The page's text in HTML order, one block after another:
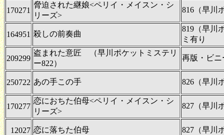
170271
脅迫された継娘<ペリイ・メイスン・シ
リーズ>
816（早川
164951 殺しの前奏曲
819（早川
ミ有り
209299
盗まれた意匠 （早川ポケットミステリ
ー822）
再版・ビ
250722 あの手この手 826（早川
170277
恋におちた伯母<ペリイ・メイスン・シ
リーズ>
827（早川
12027 恋に落ちた伯母 827（早川